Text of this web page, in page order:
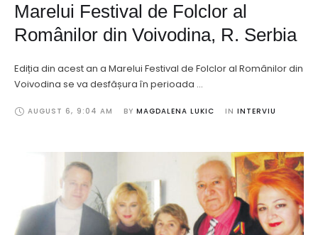
Marelui Festival de Folclor al
Românilor din Voivodina, R. Serbia
Ediția din acest an a Marelui Festival de Folclor al Românilor din
Voivodina se va desfășura în perioada …
AUGUST 6, 9:04 AM BY MAGDALENA LUKIC IN INTERVIU